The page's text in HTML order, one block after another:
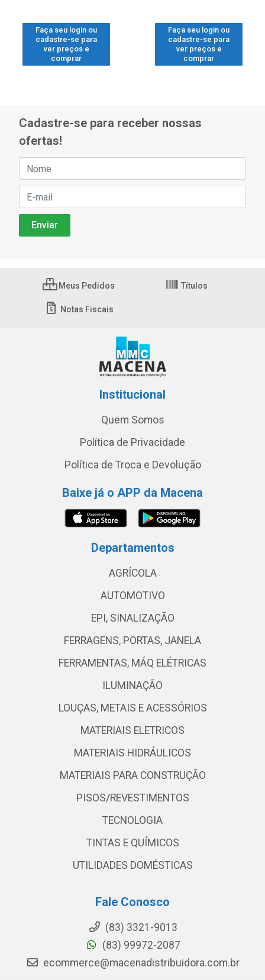
Faça seu login ou
cadastre-se para
ver preços e
comprar
Faça seu login ou
cadastre-se para
ver preços e
comprar
Cadastre-se para receber nossas
ofertas!
Meus Pedidos Títulos
Notas Fiscais
Institucional
Quem Somos
Política de Privacidade
Política de Troca e Devolução
Baixe já o APP da Macena
Departamentos
AGRÍCOLA
AUTOMOTIVO
EPI, SINALIZAÇÃO
FERRAGENS, PORTAS, JANELA
FERRAMENTAS, MÁQ ELÉTRICAS
ILUMINAÇÃO
LOUÇAS, METAIS E ACESSÓRIOS
MATERIAIS ELETRICOS
MATERIAIS HIDRÁULICOS
MATERIAIS PARA CONSTRUÇÃO
PISOS/REVESTIMENTOS
TECNOLOGIA
TINTAS E QUÍMICOS
UTILIDADES DOMÉSTICAS
Fale Conosco
(83) 3321-9013
(83) 99972-2087
ecommerce@macenadistribuidora.com.br